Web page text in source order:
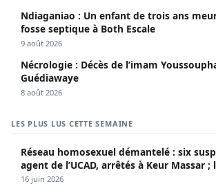
Ndiaganiao : Un enfant de trois ans
fosse septique à Both Escale
9 août 2026
Nécrologie : Décès de l’imam
Guédiawaye
8 août 2026
LES PLUS LUS CETTE SEMAINE
Réseau homosexuel démantelé : six
agent de l’UCAD, arrêtés à Keur Massar ;
propagé le VIH depuis 2018
16 juin 2026